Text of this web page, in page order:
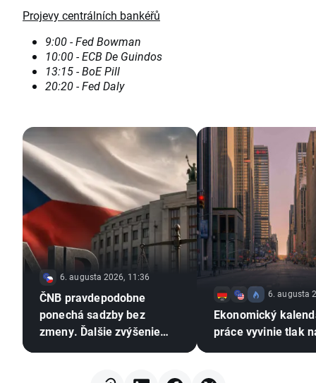
Projevy centrálních bankéřů
9:00 - Fed Bowman
10:00 - ECB De Guindos
13:15 - BoE Pill
20:20 - Fed Daly
6. augusta 2026, 11:36
ČNB pravdepodobne
ponechá sadzby bez
zmeny. Ďalšie zvýšenie
6. augusta
Ekonomický
práce vyvinie tlak